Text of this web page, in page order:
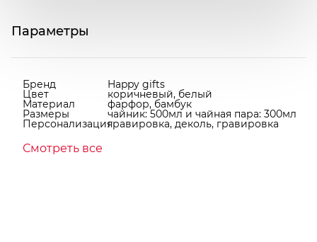
Параметры
Бренд Happy gifts
Цвет коричневый, белый
Материал фарфор, бамбук
Размеры чайник: 500мл и чайная пара: 300мл
Персонализациягравировка, деколь, гравировка
Смотреть все